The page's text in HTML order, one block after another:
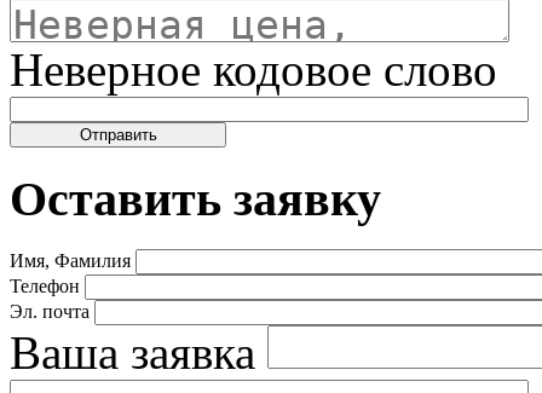
Неверное кодовое слово
Оставить заявку
Имя, Фамилия
Телефон
Эл. почта
Ваша заявка